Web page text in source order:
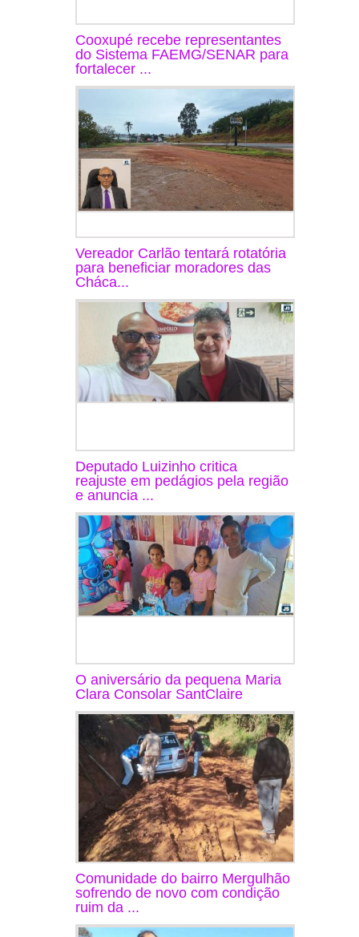
Cooxupé recebe representantes
do Sistema FAEMG/SENAR para
fortalecer ...
Vereador Carlão tentará rotatória
para beneficiar moradores das
Cháca...
Deputado Luizinho critica
reajuste em pedágios pela região
e anuncia ...
O aniversário da pequena Maria
Clara Consolar SantClaire
Comunidade do bairro Mergulhão
sofrendo de novo com condição
ruim da ...